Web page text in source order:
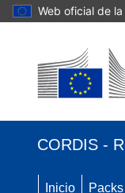
Web oficial de
CORDIS -
Inicio